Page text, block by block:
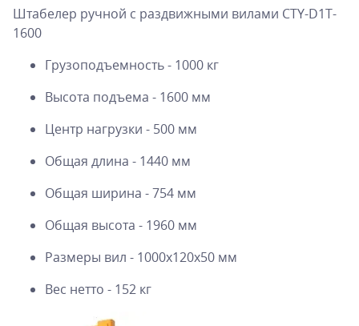
Штабелер ручной с раздвижными вилами CTY-D1T-
1600
Грузоподъемность - 1000 кг
Высота подъема - 1600 мм
Центр нагрузки - 500 мм
Общая длина - 1440 мм
Общая ширина - 754 мм
Общая высота - 1960 мм
Размеры вил - 1000х120х50 мм
Вес нетто - 152 кг